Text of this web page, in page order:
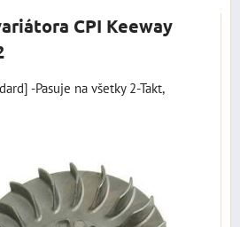
CPI Keeway
-Pasuje na všetky 2-Takt,